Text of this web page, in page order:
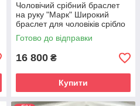
Чоловічий срібний браслет
на руку "Марк" Широкий
браслет для чоловіків срібло
925 проби (21 см)
Готово до відправки
16 800 ₴
Купити